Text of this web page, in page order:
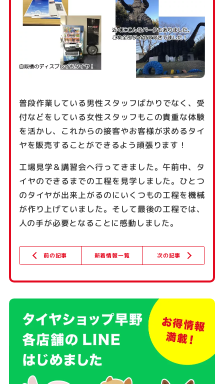
普段作業している男性スタッフばかりでなく、受
付などをしている女性スタッフもこの貴重な体験
を活かし、これからの接客やお客様が求めるタイ
ヤを販売することができるよう頑張ります！
工場見学＆講習会へ行ってきました。午前中、タ
イヤのできるまでの工程を見学しました。ひとつ
のタイヤが出来上がるのにいくつもの工程を機械
が作り上げていました。そして最後の工程では、
人の手が必要となることに感動しました。
前の記事 次の記事
新着情報一覧